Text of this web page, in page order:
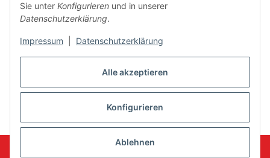
Alle akzeptieren
Konfigurieren
Ablehnen
Sie unter Konfigurieren und in unserer
Datenschutzerklärung.
Impressum Datenschutzerklärung
Vertrag widerrufen
Bücher
Seminare
* Alle Preise inkl. gesetzlicher USt., zzgl.